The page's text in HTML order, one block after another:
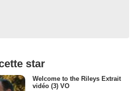
star
Welcome to the Rileys Extrait
vidéo (3) VO